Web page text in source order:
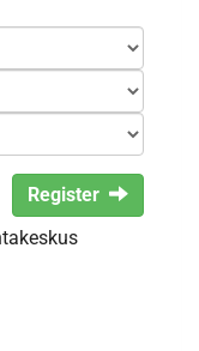
Register